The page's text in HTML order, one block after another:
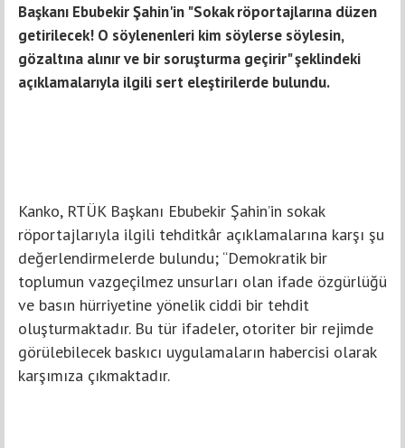
Başkanı Ebubekir Şahin'in "Sokak röportajlarına düzen
getirilecek! O söylenenleri kim söylerse söylesin,
gözaltına alınır ve bir soruşturma geçirir" şeklindeki
açıklamalarıyla ilgili sert eleştirilerde bulundu.
Kanko, RTÜK Başkanı Ebubekir Şahin’in sokak
röportajlarıyla ilgili tehditkâr açıklamalarına karşı şu
değerlendirmelerde bulundu; “Demokratik bir
toplumun vazgeçilmez unsurları olan ifade özgürlüğü
ve basın hürriyetine yönelik ciddi bir tehdit
oluşturmaktadır. Bu tür ifadeler, otoriter bir rejimde
görülebilecek baskıcı uygulamaların habercisi olarak
karşımıza çıkmaktadır.